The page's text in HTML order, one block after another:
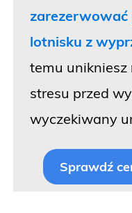
zarezerwować
lotnisku z
temu unikniesz
stresu przed
wyczekiwany
Sprawdź